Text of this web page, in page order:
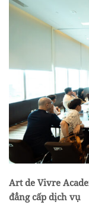
Art de Vivre
đẳng cấp dịch vụ